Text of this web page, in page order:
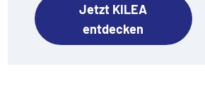
Jetzt KILEA
entdecken